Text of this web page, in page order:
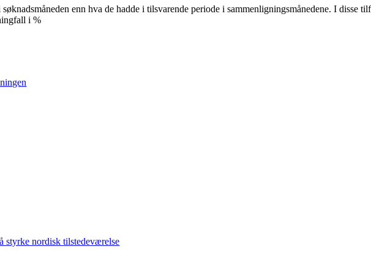
enn hva de hadde i tilsvarende periode i sammenligningsmånedene. I disse
i %